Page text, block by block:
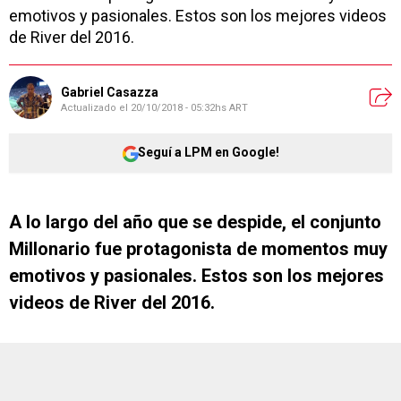
emotivos y pasionales. Estos son los mejores videos
de River del 2016.
Gabriel Casazza
Actualizado el 20/10/2018 - 05:32hs ART
Seguí a LPM en Google!
A lo largo del año que se despide, el conjunto
Millonario fue protagonista de momentos muy
emotivos y pasionales. Estos son los mejores
videos de River del 2016.